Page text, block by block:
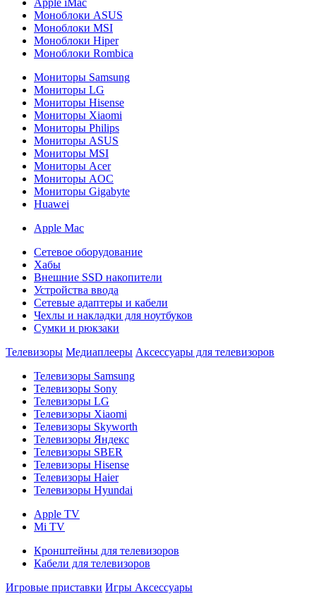
Apple iMac
Моноблоки ASUS
Моноблоки MSI
Моноблоки Hiper
Моноблоки Rombica
Мониторы Samsung
Мониторы LG
Мониторы Hisense
Мониторы Xiaomi
Мониторы Philips
Мониторы ASUS
Мониторы MSI
Мониторы Acer
Мониторы AOC
Мониторы Gigabyte
Huawei
Apple Mac
Сетевое оборудование
Хабы
Внешние SSD накопители
Устройства ввода
Сетевые адаптеры и кабели
Чехлы и накладки для ноутбуков
Сумки и рюкзаки
Телевизоры Медиаплееры Аксессуары для телевизоров
Телевизоры Samsung
Телевизоры Sony
Телевизоры LG
Телевизоры Xiaomi
Телевизоры Skyworth
Телевизоры Яндекс
Телевизоры SBER
Телевизоры Hisense
Телевизоры Haier
Телевизоры Hyundai
Apple TV
Mi TV
Кронштейны для телевизоров
Кабели для телевизоров
Игровые приставки Игры Аксессуары